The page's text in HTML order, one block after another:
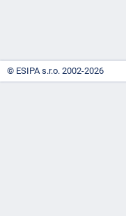
© ESIPA s.r.o. 2002-2026